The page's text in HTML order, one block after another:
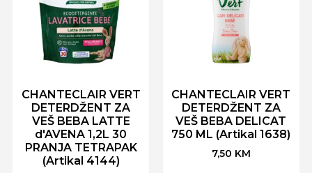
CHANTECLAIR VERT
DETERDŽENT ZA
VEŠ BEBA LATTE
d'AVENA 1,2L 30
PRANJA TETRAPAK
(Artikal 4144)
CHANTECLAIR VERT
DETERDŽENT ZA
VEŠ BEBA DELICAT
750 ML (Artikal 1638)
7,50 KM